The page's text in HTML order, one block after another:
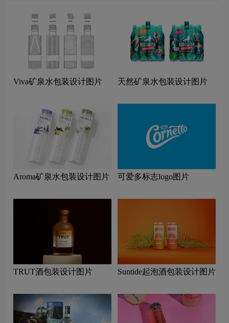
Viva矿泉水包装设计图片 天然矿泉水包装设计图片
Aroma矿泉水包装设计图片 可爱多标志logo图片
TRUT酒包装设计图片 Suntide起泡酒包装设计图片